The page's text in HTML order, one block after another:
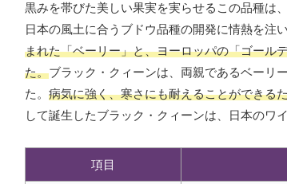
黒みを帯びた美しい果実を実らせるこの品種は
日本の風土に合うブドウ品種の開発に情熱を注
まれた「ベーリー」と、ヨーロッパの「ゴール
た。ブラック・クィーンは、両親であるベーリ
た。 病気に強く、寒さにも耐えることができる
して誕生したブラック・クィーンは、日本のワ
項目